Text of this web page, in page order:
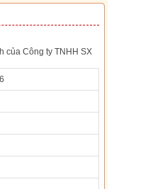
của Công ty TNHH SX